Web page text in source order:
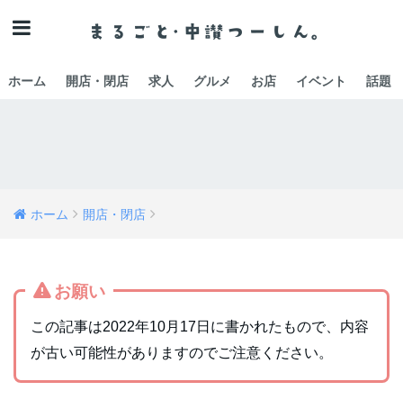
ホーム 開店・閉店 求人 グルメ お店 イベント 話題
ホーム 開店・閉店
お願い
この記事は2022年10月17日に書かれたもので、内容
が古い可能性がありますのでご注意ください。